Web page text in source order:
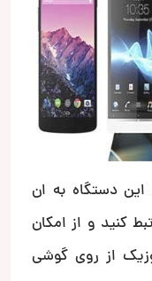
این دستگاه به ان
کنید و از امکان
از روی گوشی